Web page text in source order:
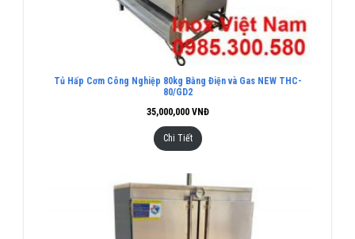
Tủ Hấp Cơm Công Nghiệp 80kg Bằng Điện và Gas NEW THC-
80/GD2
35,000,000VNĐ
Chi Tiết